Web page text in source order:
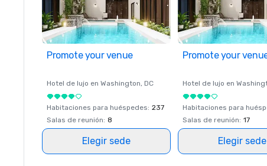
Promote your venue
Hotel de lujo en Washington, DC
Habitaciones para huéspedes: 237
Salas de reunión: 8
Elegir sede
Promote your
Hotel de lujo en
Habitaciones para
Salas de reunión: 17
Elegir sede